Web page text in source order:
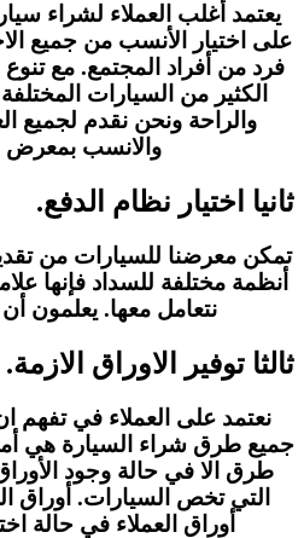
يعتمد أغلب العملاء لشراء
على اختيار الأنسب من جميع
فرد من أفراد المجتمع. مع
الكثير من السيارات
والراحة ونحن نقدم لجميع
والانسب بمعرض
ثانيا اختيار نظام الدفع.
تمكن معرضنا للسيارات من
أنظمة مختلفة للسداد فإنها
نتعامل معها. يعلمون
ثالثا توفير الاوراق الازمة.
نعتمد على العملاء في تفهم
جميع طرق شراء السيارة هي
طرق الا في حالة وجود
التي تخص السيارات. أوراق
أوراق العملاء في حالة